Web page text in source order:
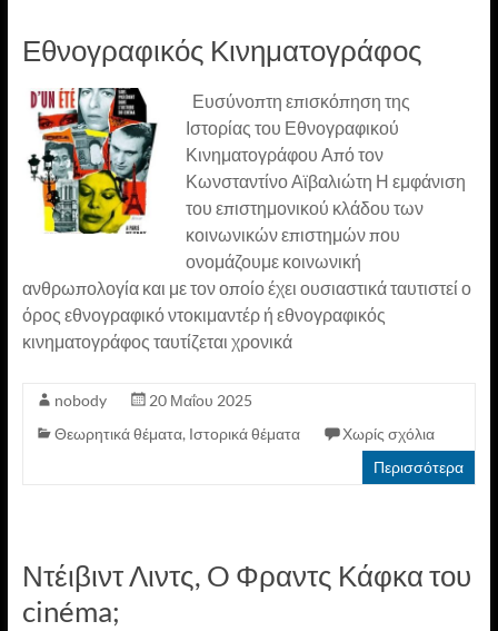
Εθνογραφικός Κινηματογράφος
Ευσύνοπτη επισκόπηση της
Ιστορίας του Εθνογραφικού
Κινηματογράφου Από τον
Κωνσταντίνο Αϊβαλιώτη Η εμφάνιση
του επιστημονικού κλάδου των
κοινωνικών επιστημών που
ονομάζουμε κοινωνική
ανθρωπολογία και με τον οποίο έχει ουσιαστικά ταυτιστεί ο
όρος εθνογραφικό ντοκιμαντέρ ή εθνογραφικός
κινηματογράφος ταυτίζεται χρονικά
nobody
20 Μαΐου 2025
Θεωρητικά θέματα, Ιστορικά θέματα
Χωρίς σχόλια
Περισσότερα
Ντέιβιντ Λιντς, O Φραντς Κάφκα του
cinéma;